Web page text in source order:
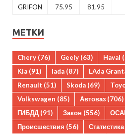
GRIFON
75.95 81.95
МЕТКИ
Chery (76) Geely (63) Haval
Kia (91) lada (87) LAda
Renault (51) Skoda (69)
Volkswagen (85) Автоваз (706)
ГИБДД (91) Закон (556)
Происшествия (56)